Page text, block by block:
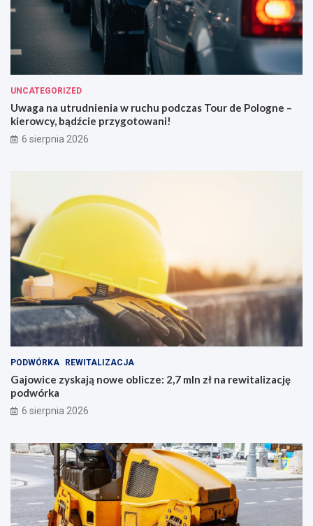
UNCATEGORIZED
Uwaga na utrudnienia w ruchu podczas Tour de Pologne –
kierowcy, bądźcie przygotowani!
6 sierpnia 2026
PODWÓRKA REWITALIZACJA
Gajowice zyskają nowe oblicze: 2,7 mln zł na rewitalizację
podwórka
6 sierpnia 2026